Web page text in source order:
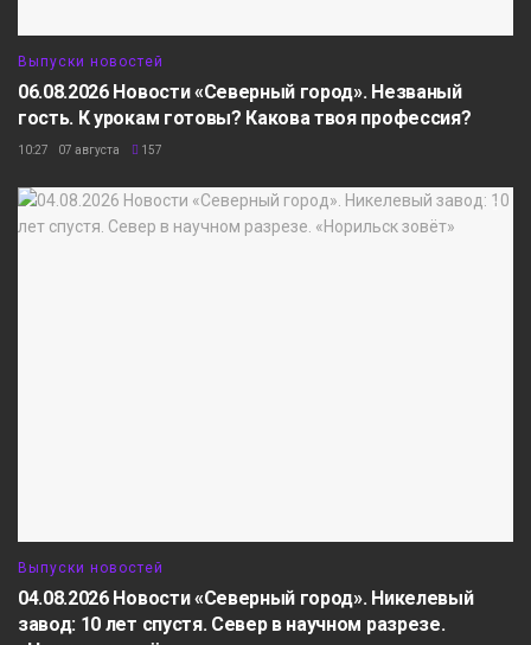
Выпуски новостей
06.08.2026 Новости «Северный город». Незваный
гость. К урокам готовы? Какова твоя профессия?
10:27 07 августа 157
Выпуски новостей
04.08.2026 Новости «Северный город». Никелевый
завод: 10 лет спустя. Север в научном разрезе.